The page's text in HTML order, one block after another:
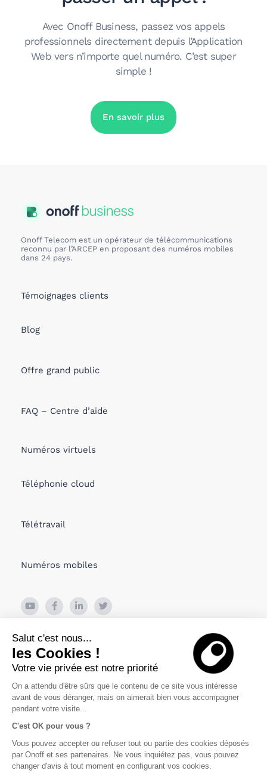
Salut c'est nous...
les Cookies !
Votre vie privée est notre priorité
On a attendu d'être sûrs que le contenu de ce site vous intéresse
avant de vous déranger, mais on aimerait bien vous accompagner
pendant votre visite...
C'est OK pour vous ?
Vous pouvez accepter ou refuser tout ou partie des cookies déposés
par Onoff et ses partenaires. Ne vous inquiétez pas, vous pouvez
changer d'avis à tout moment en configurant vos cookies.
Avec Onoff Business, passez vos appels
professionnels directement depuis l’Application
Web vers n’importe quel numéro. C’est super
simple !
En savoir plus
Onoff Telecom est un opérateur de télécommunications
reconnu par l’ARCEP en proposant des numéros mobiles
dans 24 pays.
Témoignages clients
Blog
Offre grand public
FAQ – Centre d’aide
Numéros virtuels
Téléphonie cloud
Télétravail
Numéros mobiles
26 Boulevard de Bonne Nouvelle
75010 PARIS, France
Viru Väljak 2, Tallin
Politique de confidentialité
Conditions générales d’utilisation